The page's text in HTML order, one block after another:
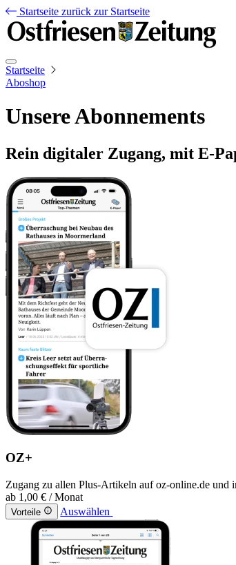
Startseite zurück zur Startseite
Startseite
Aboshop
Unsere Abonnements
Rein digitaler Zugang, mit E-
OZ+
Zugang zu allen Plus-Artikeln auf oz-online.de und
ab 1,00 € / Monat
Vorteile Auswählen